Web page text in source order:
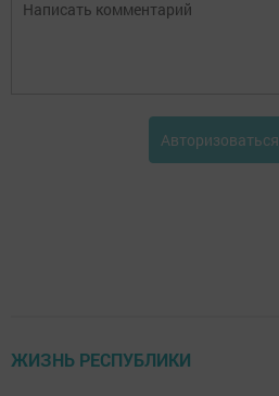
Авторизоваться
ЖИЗНЬ РЕСПУБЛИКИ